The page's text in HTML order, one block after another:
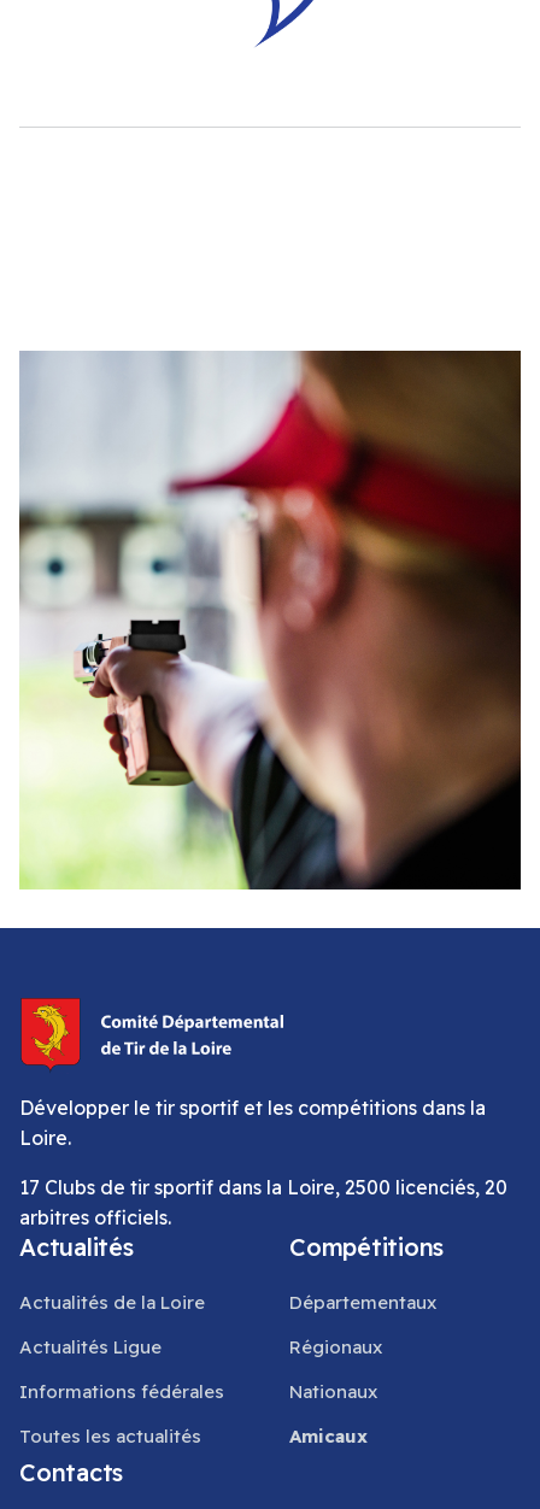
Développer le tir sportif et les compétitions dans la
Loire.
17 Clubs de tir sportif dans la Loire, 2500 licenciés, 20
arbitres officiels.
Actualités
Actualités de la Loire
Actualités Ligue
Informations fédérales
Toutes les actualités
Compétitions
Départementaux
Régionaux
Nationaux
Amicaux
Contacts